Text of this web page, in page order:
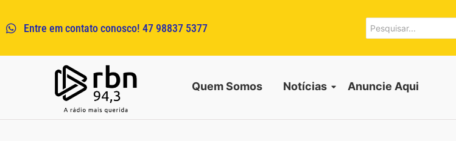
Entre em contato conosco! 47 98837 5377
Quem Somos Notícias Anuncie Aqui